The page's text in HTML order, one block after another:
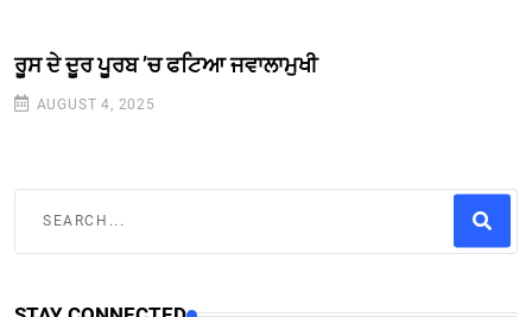
ਰੂਸ ਦੇ ਦੂਰ ਪੂਰਬ ’ਚ ਫਟਿਆ ਜਵਾਲਾਮੁਖੀ
AUGUST 4, 2025